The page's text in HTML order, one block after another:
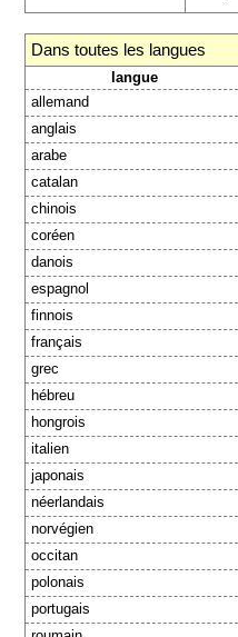
Dans toutes les langues
langue
allemand
anglais
arabe
catalan
chinois
coréen
danois
espagnol
finnois
français
grec
hébreu
hongrois
italien
japonais
néerlandais
norvégien
occitan
polonais
portugais